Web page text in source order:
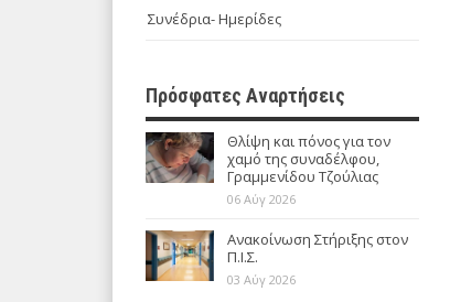
Συνέδρια- Ημερίδες
Πρόσφατες Αναρτήσεις
Θλίψη και πόνος για τον
χαμό της συναδέλφου,
Γραμμενίδου Τζούλιας
06 Αύγ 2026
Ανακοίνωση Στήριξης στον
Π.Ι.Σ.
03 Αύγ 2026